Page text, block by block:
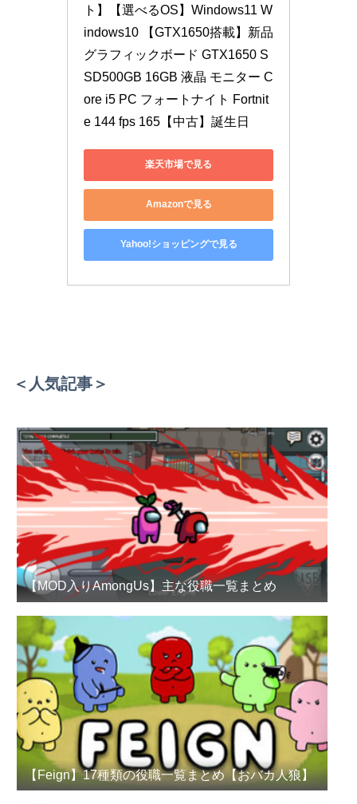
ト】【選べるOS】Windows11 W
indows10 【GTX1650搭載】新品
グラフィックボード GTX1650 S
SD500GB 16GB 液晶 モニター C
ore i5 PC フォートナイト Fortnit
e 144 fps 165【中古】誕生日
楽天市場で見る
Amazonで見る
Yahoo!ショッピングで見る
＜人気記事＞
【MOD入りAmongUs】主な役職一覧まとめ
【Feign】17種類の役職一覧まとめ【おバカ人狼】